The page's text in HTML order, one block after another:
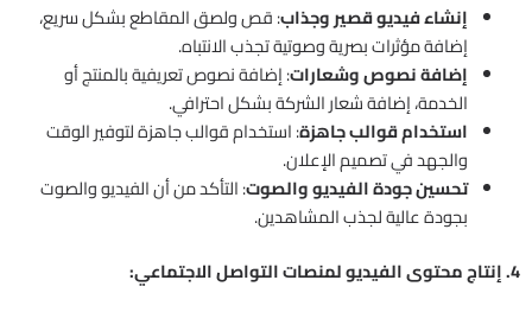
إنشاء فيديو قصير وجذاب: قص ولصق المقاطع بشكل سريع،
إضافة مؤثرات بصرية وصوتية تجذب الانتباه.
إضافة نصوص وشعارات: إضافة نصوص تعريفية بالمنتج أو
الخدمة، إضافة شعار الشركة بشكل احترافي.
استخدام قوالب جاهزة: استخدام قوالب جاهزة لتوفير الوقت
والجهد في تصميم الإعلان.
تحسين جودة الفيديو والصوت: التأكد من أن الفيديو والصوت
بجودة عالية لجذب المشاهدين.
4. إنتاج محتوى الفيديو لمنصات التواصل الاجتماعي: